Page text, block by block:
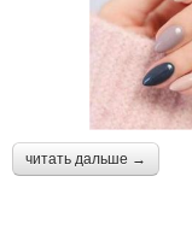
читать дальше →